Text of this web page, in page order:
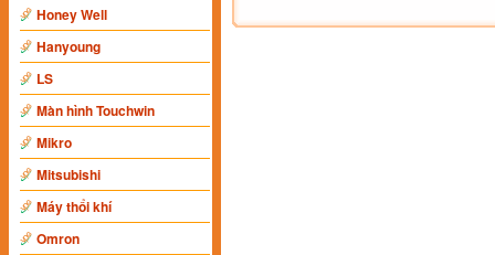
Honey Well
Hanyoung
LS
Màn hình Touchwin
Mikro
Mitsubishi
Máy thổi khí
Omron